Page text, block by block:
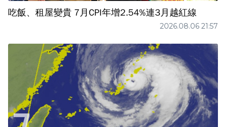
吃飯、租屋變貴 7月CPI年增2.54%連3月越紅線
2026.08.06 21:57